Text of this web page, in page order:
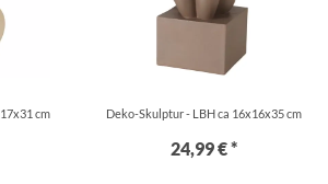
cm Deko-Skulptur - LBH ca 16x16x35 cm
24,99 € *